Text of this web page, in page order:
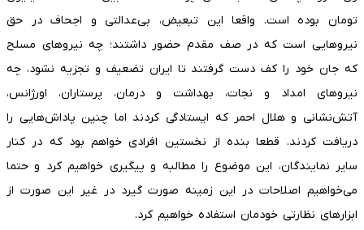
تومان بوده است. واقعا این تبعیض، بی‌عدالتی و اجحاف در حق
نیروهایی است که در صف مقدم حضور داشتند؛ چه نیروهای مسلح
که جان خود را کف دست گرفتند تا ایران تضعیف و تجزیه نشود، چه
نیروهای امداد و نجات، بهداشت و درمان، پرستاران، اورژانس،
آتش‌نشانی و هلال احمر که ایستادگی کردند اما چنین پاداش‌هایی را
دریافت کردند. قطعا بنده از نخستین افرادی خواهم بود که در کنار
سایر نمایندگان، این موضوع را مطالبه و پیگیری خواهیم کرد و حتما
می‌خواهیم اصلاحات در این زمینه صورت گیرد در غیر این صورت از
ابزارهای نظارتی خودمان استفاده خواهیم کرد.